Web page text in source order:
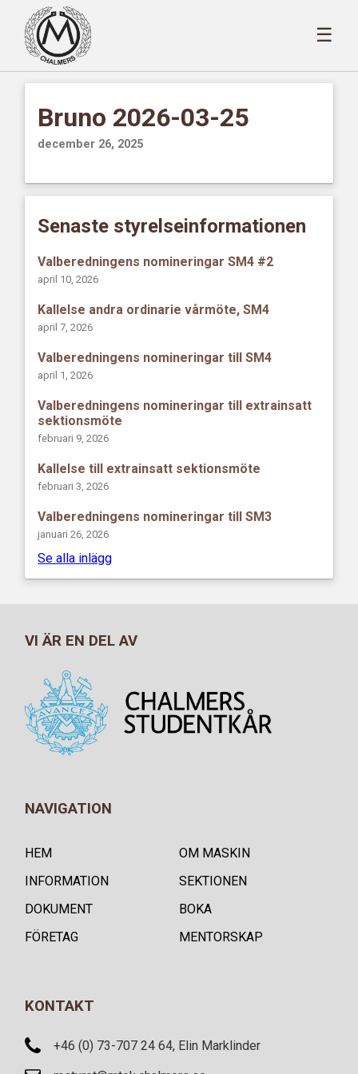
☰
Bruno 2026-03-25
december 26, 2025
Senaste styrelseinformationen
Valberedningens nomineringar SM4 #2
april 10, 2026
Kallelse andra ordinarie vårmöte, SM4
april 7, 2026
Valberedningens nomineringar till SM4
april 1, 2026
Valberedningens nomineringar till extrainsatt
sektionsmöte
februari 9, 2026
Kallelse till extrainsatt sektionsmöte
februari 3, 2026
Valberedningens nomineringar till SM3
januari 26, 2026
Se alla inlägg
VI ÄR EN DEL AV
NAVIGATION
HEM
OM MASKIN
INFORMATION
SEKTIONEN
DOKUMENT
BOKA
FÖRETAG
MENTORSKAP
KONTAKT
+46 (0) 73-707 24 64, Elin Marklinder